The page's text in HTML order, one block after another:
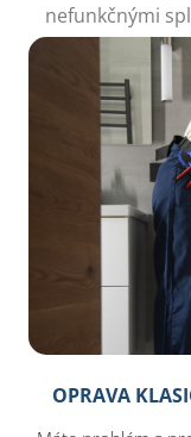
nefunkčnými
a
OPRAVA